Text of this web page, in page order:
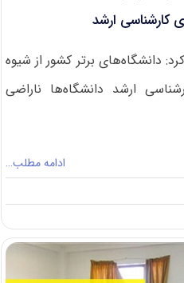
کارشناسی ارشد
دانشگاه‌های برتر کشور از شیوه
ارشد دانشگاه‌ها ناراضی
ادامه مطلب…